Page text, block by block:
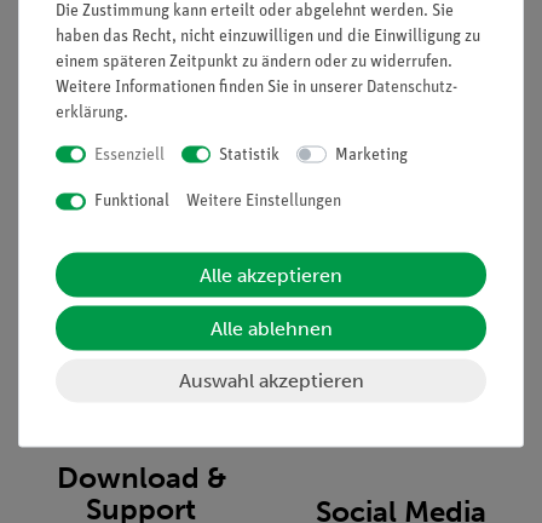
Informationen
Unternehmen
Projekte und Lösungen
Presse
Hinweisgeberschutz
Impressum
Service
Beratung & Showroom
Inbetriebnahme & Schulungen
Kundendienst
Download &
Support
Social Media
Die Zustimmung kann erteilt oder abgelehnt werden. Sie
haben das Recht, nicht einzuwilligen und die Einwilligung zu
einem späteren Zeitpunkt zu ändern oder zu widerrufen.
Weitere Informationen finden Sie in unserer Daten­schutz­
erklärung.
Essenziell Statistik Marketing
Funktional Weitere Einstellungen
Alle akzeptieren
Alle ablehnen
Auswahl akzeptieren